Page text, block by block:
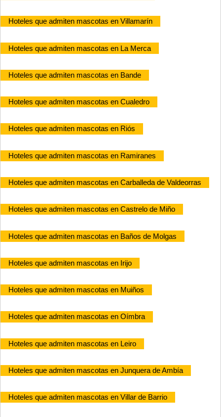
Hoteles que admiten mascotas en Villamarín
Hoteles que admiten mascotas en La Merca
Hoteles que admiten mascotas en Bande
Hoteles que admiten mascotas en Cualedro
Hoteles que admiten mascotas en Riós
Hoteles que admiten mascotas en Ramiranes
Hoteles que admiten mascotas en Carballeda de Valdeorras
Hoteles que admiten mascotas en Castrelo de Miño
Hoteles que admiten mascotas en Baños de Molgas
Hoteles que admiten mascotas en Irijo
Hoteles que admiten mascotas en Muiños
Hoteles que admiten mascotas en Oímbra
Hoteles que admiten mascotas en Leiro
Hoteles que admiten mascotas en Junquera de Ambía
Hoteles que admiten mascotas en Villar de Barrio